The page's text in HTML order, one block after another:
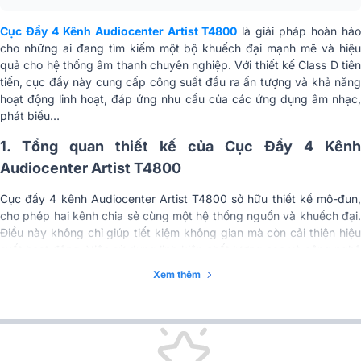
Hệ thống bảo vệ
vệ quá nhiệt; Bảo vệ quá tải đầu
vào; Bảo vệ quá tải đầu ra; Bảo vệ
khởi động mềm; Bảo vệ giới hạn
Hệ số giảm chấn (1kHz
& 8Ω)
≥ 500
Biến dạng chéo (60Hz 7kHz = 4
Biến dạng tổng hợp
nửa, 8Ω, A-weighted)
Loại khuếch đại (mạch
100-130V / 220-240V (±10%, 50-
Tiêu thụ điện năng (1/8
350W
Cục Đẩy 4 Kênh Audiocenter Artist T4800 là giải pháp hoàn hảo
cho những ai đang tìm kiếm một bộ khuếch đại mạnh mẽ và hiệu
quả cho hệ thống âm thanh chuyên nghiệp. Với thiết kế Class D tiên
tiến, cục đẩy này cung cấp công suất đầu ra ấn tượng và khả năng
hoạt động linh hoạt, đáp ứng nhu cầu của các ứng dụng âm nhạc,
phát biểu…
1. Tổng quan thiết kế của Cục Đẩy 4 Kênh
Audiocenter Artist T4800
Cục đẩy 4 kênh Audiocenter Artist T4800 sở hữu thiết kế mô-đun,
cho phép hai kênh chia sẻ cùng một hệ thống nguồn và khuếch đại.
Điều này không chỉ giúp tiết kiệm không gian mà còn cải thiện hiệu
Xem thêm